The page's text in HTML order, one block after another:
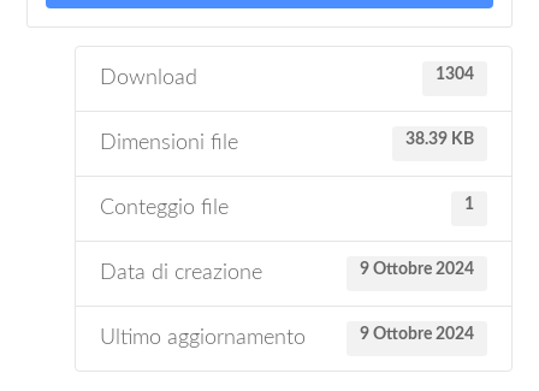
Download 1304
Dimensioni file 38.39 KB
Conteggio file 1
Data di creazione 9 Ottobre 2024
Ultimo aggiornamento 9 Ottobre 2024